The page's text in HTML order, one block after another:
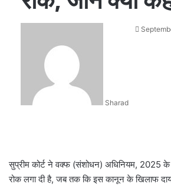
Sharad
Send
सुप्रीम कोर्ट ने वक्फ (संशोधन) अधिनियम, 2025 के
रोक लगा दी है, जब तक कि इस कानून के खिलाफ